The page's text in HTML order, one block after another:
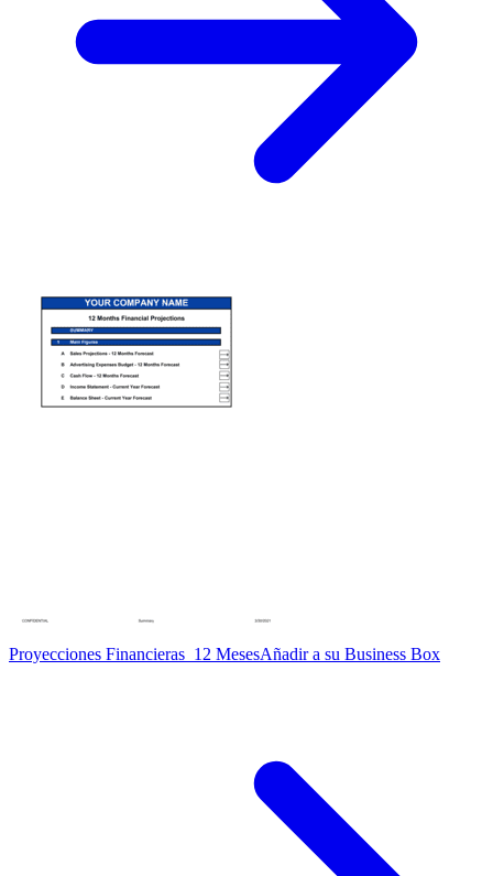
Proyecciones Financieras_12 MesesAñadir a su Business Box